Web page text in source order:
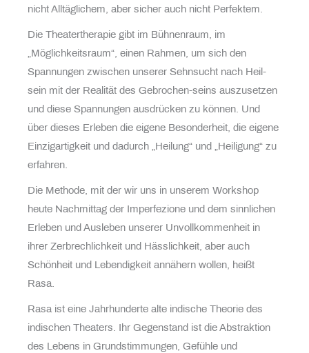
nicht Alltäglichem, aber sicher auch nicht Perfektem.
Die Theatertherapie gibt im Bühnenraum, im
„Möglichkeitsraum“, einen Rahmen, um sich den
Spannungen zwischen unserer Sehnsucht nach Heil-
sein mit der Realität des Gebrochen-seins auszusetzen
und diese Spannungen ausdrücken zu können. Und
über dieses Erleben die eigene Besonderheit, die eigene
Einzigartigkeit und dadurch „Heilung“ und „Heiligung“ zu
erfahren.
Die Methode, mit der wir uns in unserem Workshop
heute Nachmittag der Imperfezione und dem sinnlichen
Erleben und Ausleben unserer Unvollkommenheit in
ihrer Zerbrechlichkeit und Hässlichkeit, aber auch
Schönheit und Lebendigkeit annähern wollen, heißt
Rasa.
Rasa ist eine Jahrhunderte alte indische Theorie des
indischen Theaters. Ihr Gegenstand ist die Abstraktion
des Lebens in Grundstimmungen, Gefühle und